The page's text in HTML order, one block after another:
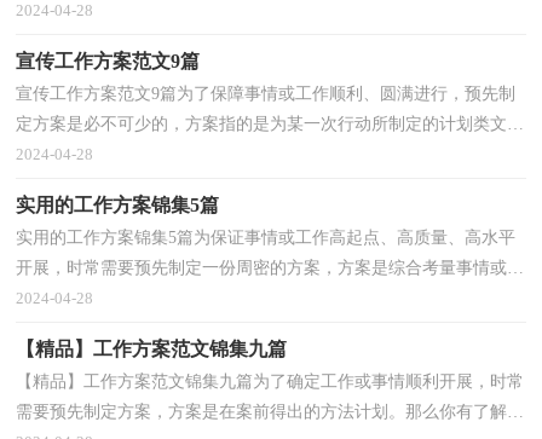
展开，最终达到预期的效果和意义。优秀的方案都具备...
2024-04-28
宣传工作方案范文9篇
宣传工作方案范文9篇为了保障事情或工作顺利、圆满进行，预先制
定方案是必不可少的，方案指的是为某一次行动所制定的计划类文
书。那要怎么制定科学的方案呢？下面是小编精心整理...
2024-04-28
实用的工作方案锦集5篇
实用的工作方案锦集5篇为保证事情或工作高起点、高质量、高水平
开展，时常需要预先制定一份周密的方案，方案是综合考量事情或问
题相关的因素后所制定的书面计划。方案要怎么制...
2024-04-28
【精品】工作方案范文锦集九篇
【精品】工作方案范文锦集九篇为了确定工作或事情顺利开展，时常
需要预先制定方案，方案是在案前得出的方法计划。那么你有了解过